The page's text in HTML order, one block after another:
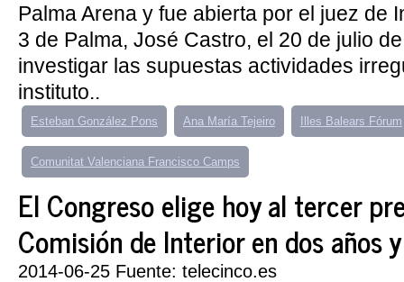
Palma Arena y fue abierta por el juez de
3 de Palma, José Castro, el 20 de julio
investigar las supuestas actividades
instituto..
Esteban González Pons Ana María Tejeiro Illes Balears Fórum
Comunitat Valenciana Francisco Camps
El Congreso elige hoy al tercer
Comisión de Interior en dos años
2014-06-25 Fuente: telecinco.es